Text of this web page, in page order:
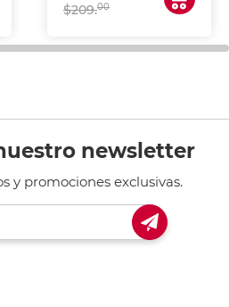
$209.00
newsletter
y promociones exclusivas.